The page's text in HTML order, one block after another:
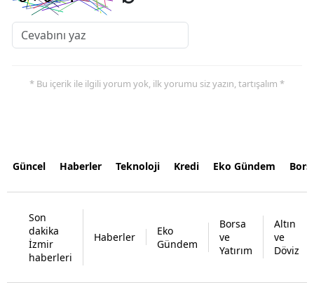
* Bu içerik ile ilgili yorum yok, ilk yorumu siz yazın, tartışalım *
Güncel Haberler Teknoloji Kredi Eko Gündem
Son
dakika
İzmir
haberleri
Haberler
Eko
Gündem
Borsa
ve
Yatırım
Altın
ve
Döviz